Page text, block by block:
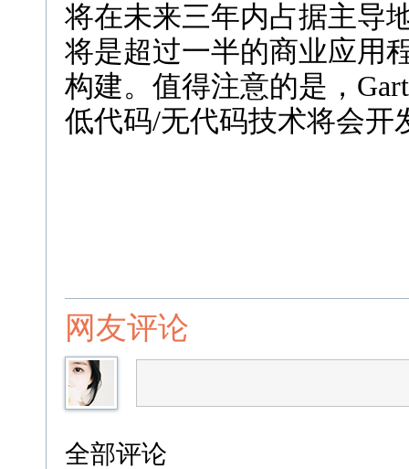
将在未来三年内占据主导
将是超过一半的商业应用
构建。值得注意的是，
低代码/无代码技术将会
网友评论
全部评论